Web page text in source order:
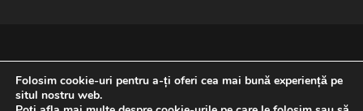
Folosim cookie-uri pentru a-ți oferi cea mai bună experiență pe
situl nostru web.